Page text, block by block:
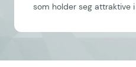
som holder seg attraktive